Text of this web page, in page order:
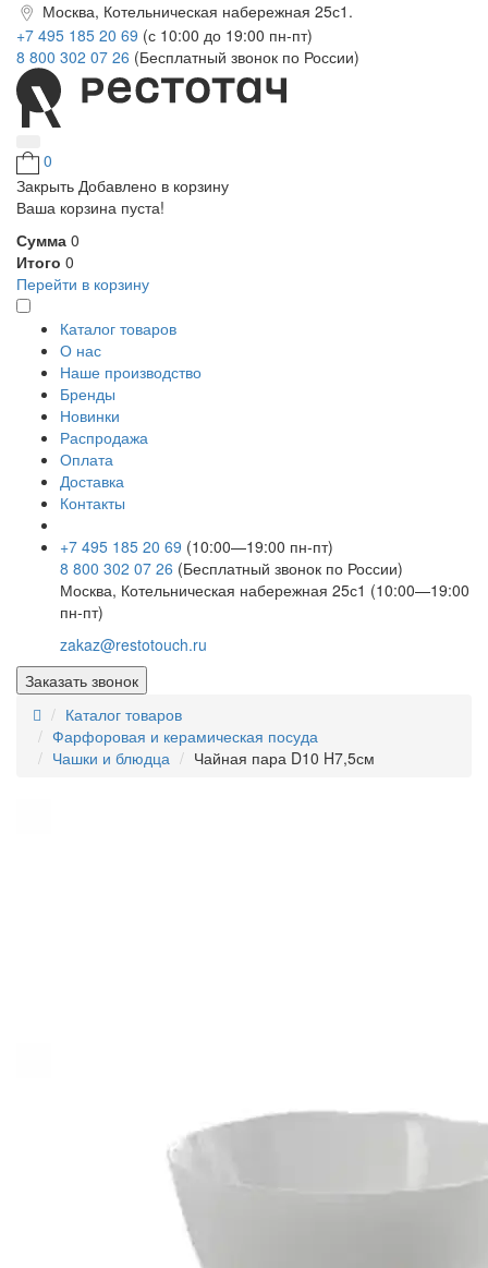
Москва, Котельническая набережная 25с1.
+7 495 185 20 69 (с 10:00 до 19:00 пн-пт)
8 800 302 07 26 (Бесплатный звонок по России)
0
Закрыть Добавлено в корзину
Ваша корзина пуста!
Сумма 0
Итого 0
Перейти в корзину
Каталог товаров
О нас
Наше производство
Бренды
Новинки
Распродажа
Оплата
Доставка
Контакты
+7 495 185 20 69 (10:00—19:00 пн-пт)
8 800 302 07 26 (Бесплатный звонок по России)
Москва, Котельническая набережная 25с1 (10:00—19:00
пн-пт)
zakaz@restotouch.ru
Заказать звонок
Каталог товаров
Фарфоровая и керамическая посуда
Чашки и блюдца
Чайная пара D10 H7,5см